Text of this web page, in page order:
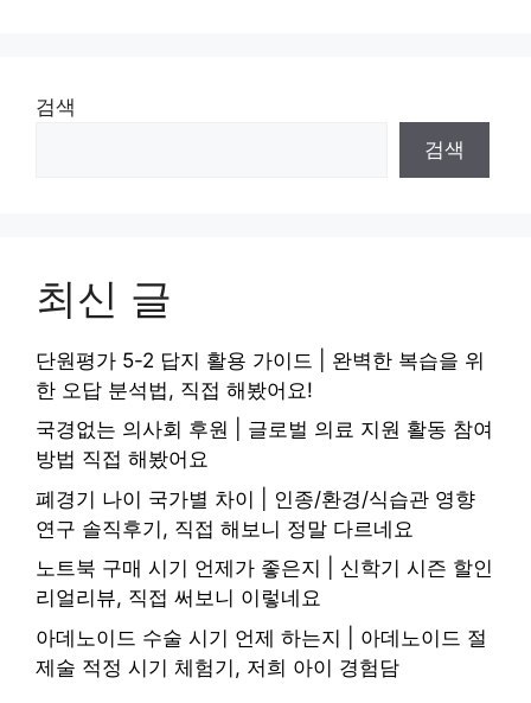
검색
검색
최신 글
단원평가 5-2 답지 활용 가이드 | 완벽한 복습을 위
한 오답 분석법, 직접 해봤어요!
국경없는 의사회 후원 | 글로벌 의료 지원 활동 참여
방법 직접 해봤어요
폐경기 나이 국가별 차이 | 인종/환경/식습관 영향
연구 솔직후기, 직접 해보니 정말 다르네요
노트북 구매 시기 언제가 좋은지 | 신학기 시즌 할인
리얼리뷰, 직접 써보니 이렇네요
아데노이드 수술 시기 언제 하는지 | 아데노이드 절
제술 적정 시기 체험기, 저희 아이 경험담